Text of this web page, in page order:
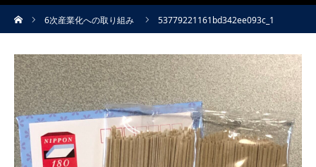
6次産業化への取り組み
53779221161bd342ee093c_1